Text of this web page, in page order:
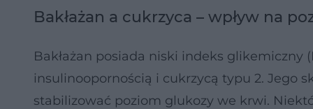
Bakłażan a cukrzyca – wpływ na
Bakłażan posiada niski indeks glikemiczny
insulinoopornością i cukrzycą typu 2. Jego
stabilizować poziom glukozy we krwi.